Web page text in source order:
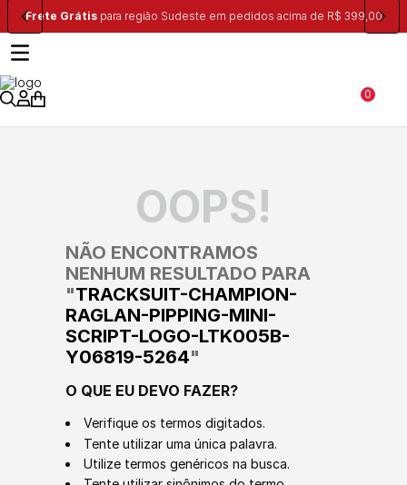
em pedidos acima de R$ 399,00 Ganhe 10% na primeira compra,
0
OOPS!
NÃO ENCONTRAMOS
NENHUM RESULTADO PARA
"TRACKSUIT-CHAMPION-
RAGLAN-PIPPING-MINI-
SCRIPT-LOGO-LTK005B-
Y06819-5264"
O QUE EU DEVO FAZER?
Verifique os termos digitados.
Tente utilizar uma única palavra.
Utilize termos genéricos na busca.